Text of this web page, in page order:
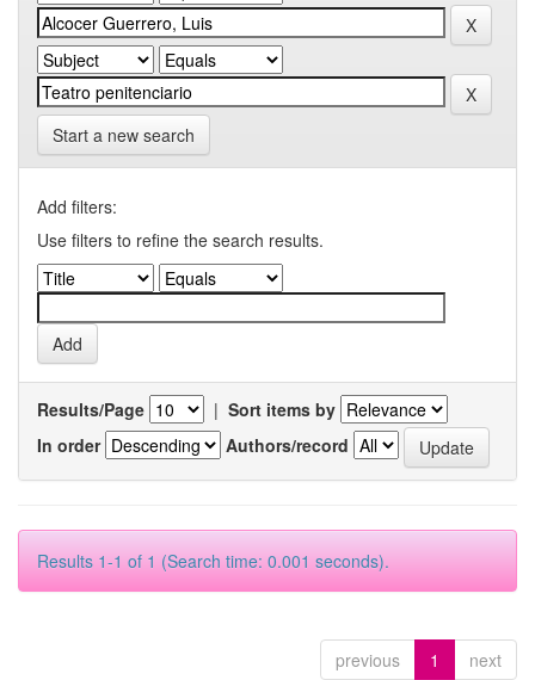
Start a new search
Add filters:
Use filters to refine the search results.
Results/Page | Sort items by
In order
Authors/record
Results 1-1 of 1 (Search time: 0.001 seconds).
previous 1 next